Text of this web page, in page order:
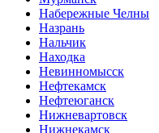
Набережные Челны
Назрань
Нальчик
Находка
Невинномысск
Нефтекамск
Нефтеюганск
Нижневартовск
Нижнекамск